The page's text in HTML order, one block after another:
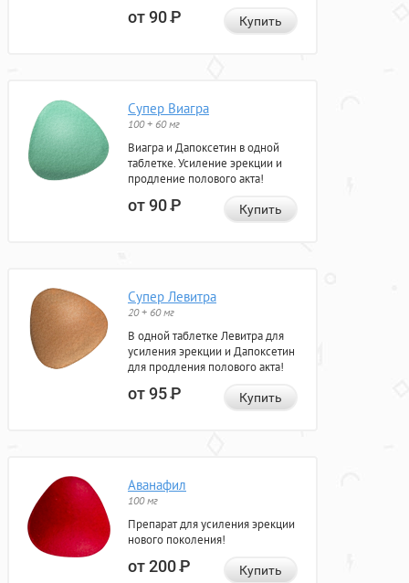
от 90Р Купить
Супер Виагра
100 + 60 мг
Виагра и Дапоксетин в одной
таблетке. Усиление эрекции и
продление полового акта!
от 90Р Купить
Супер Левитра
20 + 60 мг
В одной таблетке Левитра для
усиления эрекции и Дапоксетин
для продления полового акта!
от 95Р Купить
Аванафил
100 мг
Препарат для усиления эрекции
нового поколения!
от 200Р Купить